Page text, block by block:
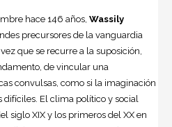
hace 146 años, Wassily
precursores de la vanguardia
que se recurre a la suposición,
de vincular una
convulsas, como si la imaginación
El clima político y social
siglo XIX y los primeros del XX en